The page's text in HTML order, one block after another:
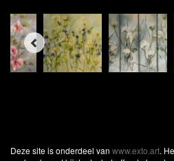
Deze site is onderdeel van www.exto.art.